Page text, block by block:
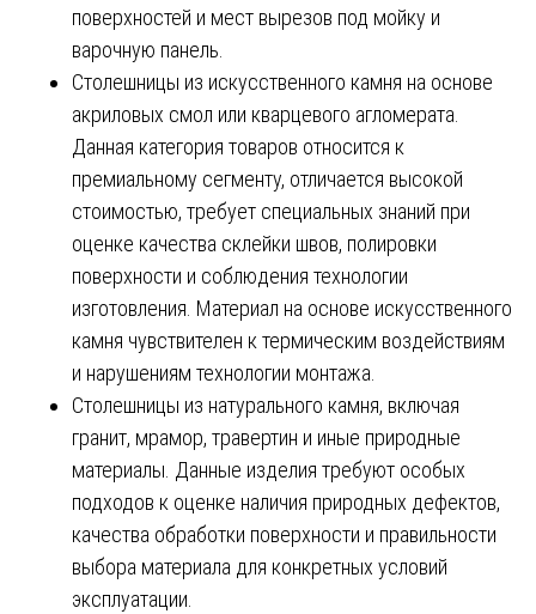
поверхностей и мест вырезов под мойку и
варочную панель.
Столешницы из искусственного камня на основе
акриловых смол или кварцевого агломерата.
Данная категория товаров относится к
премиальному сегменту, отличается высокой
стоимостью, требует специальных знаний при
оценке качества склейки швов, полировки
поверхности и соблюдения технологии
изготовления. Материал на основе искусственного
камня чувствителен к термическим воздействиям
и нарушениям технологии монтажа.
Столешницы из натурального камня, включая
гранит, мрамор, травертин и иные природные
материалы. Данные изделия требуют особых
подходов к оценке наличия природных дефектов,
качества обработки поверхности и правильности
выбора материала для конкретных условий
эксплуатации.